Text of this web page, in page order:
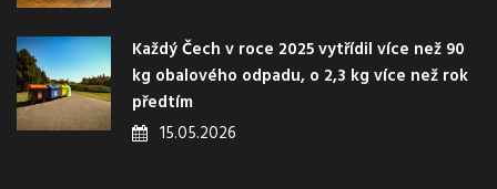
Každý Čech v roce 2025 vytřídil více než 90
kg obalového odpadu, o 2,3 kg více než rok
předtím
15.05.2026